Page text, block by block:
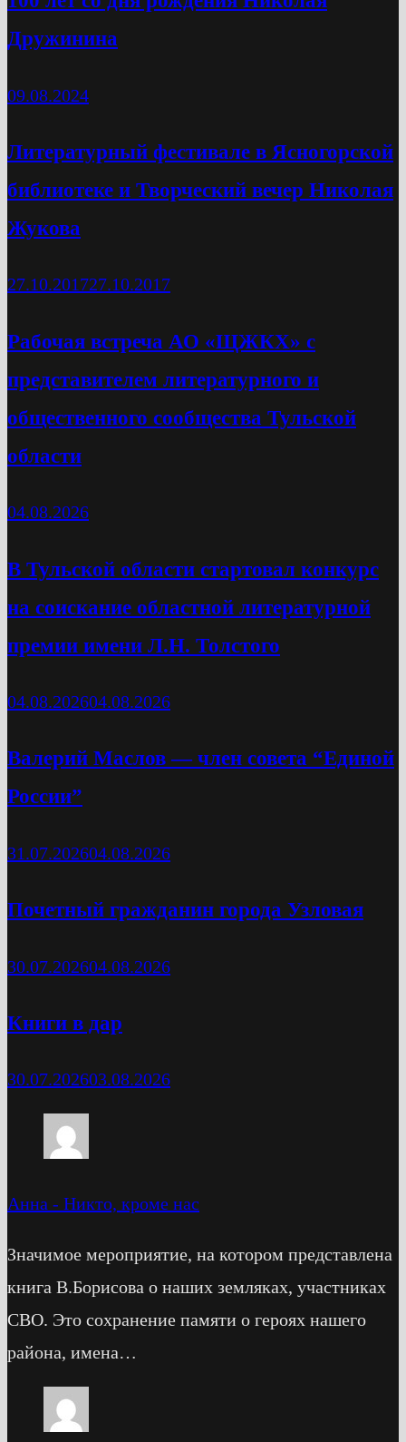
Дружинина
09.08.2024
Литературный фестивале в Ясногорской
библиотеке и Творческий вечер Николая
Жукова
27.10.201727.10.2017
Рабочая встреча АО «ЩЖКХ» с
представителем литературного и
общественного сообщества Тульской
области
04.08.2026
В Тульской области стартовал конкурс
на соискание областной литературной
премии имени Л.Н. Толстого
04.08.202604.08.2026
Валерий Маслов — член совета “Единой
России”
31.07.202604.08.2026
Почетный гражданин города Узловая
30.07.202604.08.2026
Книги в дар
30.07.202603.08.2026
Анна - Никто, кроме нас
Значимое мероприятие, на котором представлена
книга В.Борисова о наших земляках, участниках
СВО. Это сохранение памяти о героях нашего
района, имена…